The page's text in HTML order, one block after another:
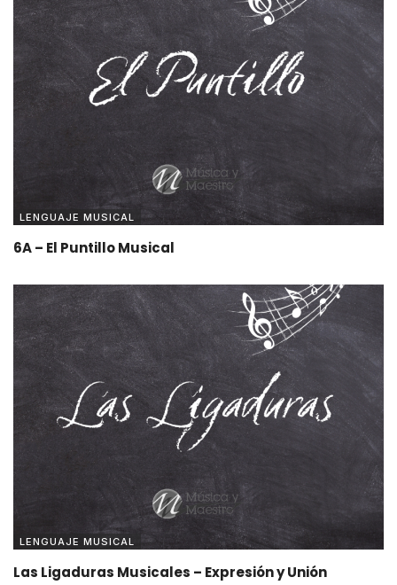
LENGUAJE MUSICAL
6A – El Puntillo Musical
LENGUAJE MUSICAL
Las Ligaduras Musicales – Expresión y Unión